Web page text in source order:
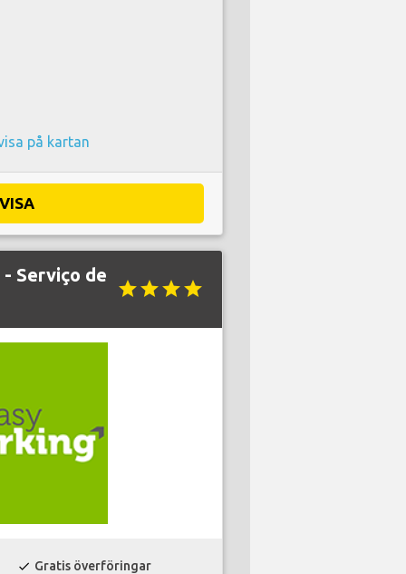
på kartan
VISA
- Serviço de
starstarstarstar
check Gratis överföringar